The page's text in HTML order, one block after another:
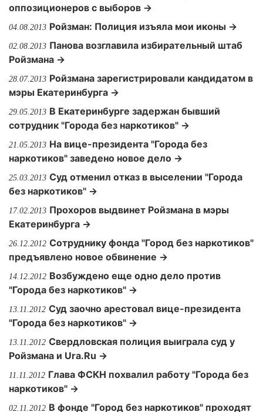
оппозиционеров с выборов →
04.08.2013 Ройзман: Полиция изъяла мои иконы →
02.08.2013 Панова возглавила избирательный штаб
Ройзмана →
28.07.2013 Ройзмана зарегистрировали кандидатом в
мэры Екатеринбурга →
29.05.2013 В Екатеринбурге задержан бывший
сотрудник "Города без наркотиков" →
21.05.2013 На вице-президента "Города без
наркотиков" заведено новое дело →
25.03.2013 Суд отменил отказ в выселении "Города
без наркотиков" →
17.02.2013 Прохоров выдвинет Ройзмана в мэры
Екатеринбурга →
26.12.2012 Сотруднику фонда "Город без наркотиков"
предъявлено новое обвинение →
14.12.2012 Возбуждено еще одно дело против
"Города без наркотиков" →
13.11.2012 Суд заочно арестовал вице-президента
"Города без наркотиков" →
13.11.2012 Свердловская полиция выиграла суд у
Ройзмана и Ura.Ru →
11.11.2012 Глава ФСКН похвалил работу "Города без
наркотиков" →
02.11.2012 В фонде "Город без наркотиков" проходят